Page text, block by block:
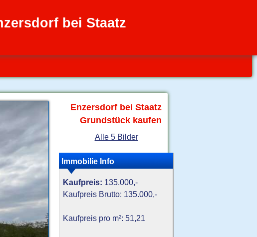
bei Staatz
Enzersdorf bei Staatz
Grundstück kaufen
Alle 5 Bilder
Immobilie Info
Kaufpreis: 135.000,-
Kaufpreis Brutto: 135.000,-
Kaufpreis pro m²: 51,21